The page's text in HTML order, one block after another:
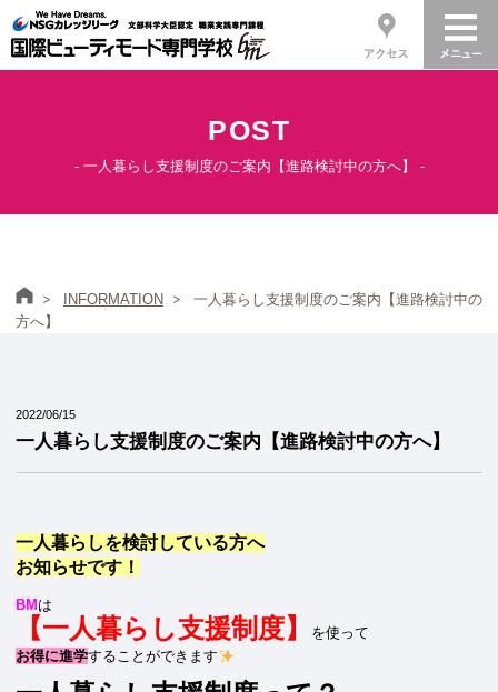
POST
- 一人暮らし支援制度のご案内【進路検討中の方へ】 -
ホームINFORMATION
一人暮らし支援制度のご案内【進路検討中の
方へ】
2022/06/15
一人暮らし支援制度のご案内【進路検討中の方へ】
一人暮らしを検討している方へ
お知らせです！
BM は
【一人暮らし支援制度】
を使って
お得に進学することができます